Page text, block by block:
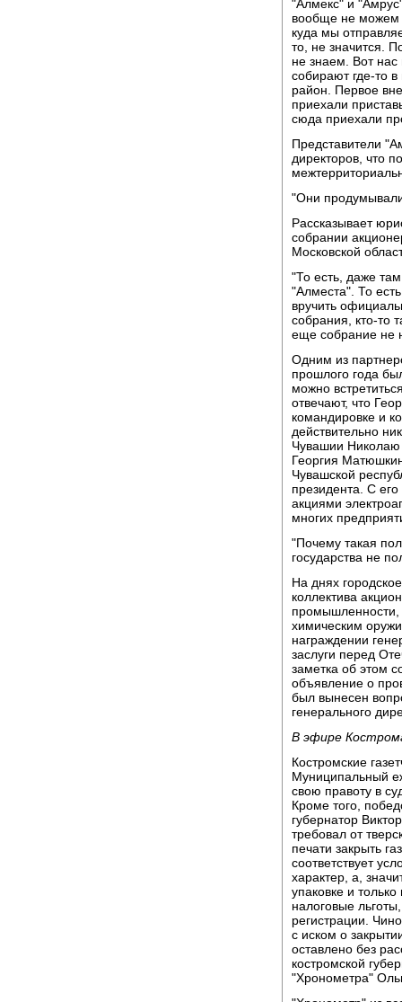
"Алмекс" и
вообще не можем
куда мы
то, не значится.
не знаем. Вот
собирают где-то
район. Первое
приехали
сюда приехали
Представители
директоров, что
"Они
Рассказывает
собрании
Московской
"То есть, даже
"Алместа". То
вручить
собрания, кто-то
еще собрание не
Одним из
прошлого года
можно
отвечают, что
командировке и
действительно
Чувашии Николаю
Георгия
Чувашской
президента. С
акциями
многих
"Почему такая
государства не
На днях
коллектива
химическим
награждении
заслуги перед
заметка об этом
объявление о
был вынесен
генерального
В эфире
Костромские
Муниципальный
свою правоту в
Кроме того,
губернатор
требовал от
печати закрыть
соответствует
характер, а,
упаковке и
налоговые
регистрации.
с иском о
оставлено без
костромской
"Хронометра"